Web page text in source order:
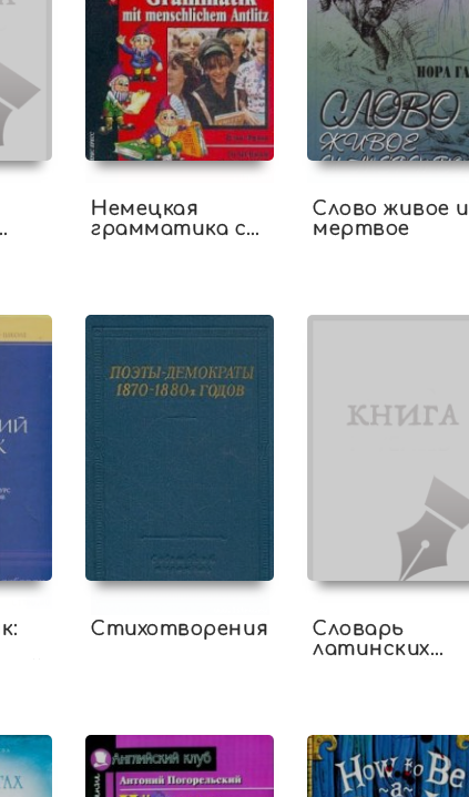
Немецкая
грамматика с
Слово живое и
мертвое
Стихотворения
Словарь
латинских